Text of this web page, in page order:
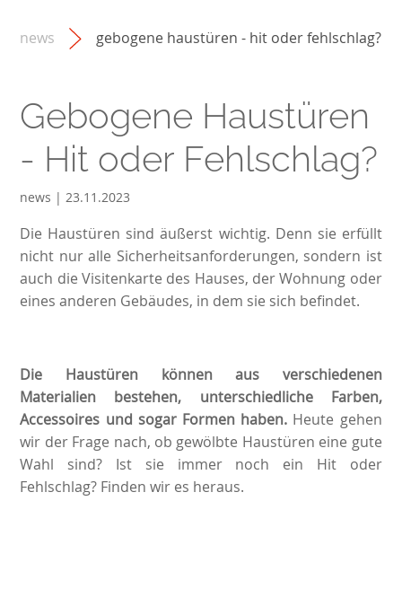
news gebogene haustüren - hit oder fehlschlag?
Gebogene Haustüren
- Hit oder Fehlschlag?
news | 23.11.2023
Die Haustüren sind äußerst wichtig. Denn sie erfüllt
nicht nur alle Sicherheitsanforderungen, sondern ist
auch die Visitenkarte des Hauses, der Wohnung oder
eines anderen Gebäudes, in dem sie sich befindet.
Die Haustüren können aus verschiedenen
Materialien bestehen, unterschiedliche Farben,
Accessoires und sogar Formen haben. Heute gehen
wir der Frage nach, ob gewölbte Haustüren eine gute
Wahl sind? Ist sie immer noch ein Hit oder
Fehlschlag? Finden wir es heraus.